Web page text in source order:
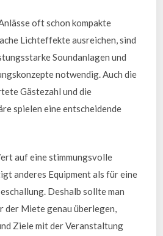
oft schon kompakte
Lichteffekte ausreichen, sind
Soundanlagen und
notwendig. Auch die
Gästezahl und die
spielen eine entscheidende
auf eine stimmungsvolle
anderes Equipment als für eine
Deshalb sollte man
der Miete genau überlegen,
Ziele mit der Veranstaltung